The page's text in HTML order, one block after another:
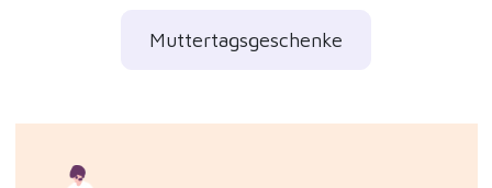
Muttertagsgeschenke